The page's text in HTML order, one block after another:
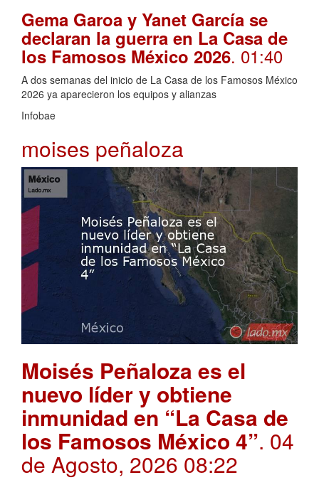
Gema Garoa y Yanet García se
declaran la guerra en La Casa de
los Famosos México 2026. 01:40
A dos semanas del inicio de La Casa de los Famosos México
2026 ya aparecieron los equipos y alianzas
Infobae
moises peñaloza
Moisés Peñaloza es el
nuevo líder y obtiene
inmunidad en “La Casa de
los Famosos México 4”. 04
de Agosto, 2026 08:22